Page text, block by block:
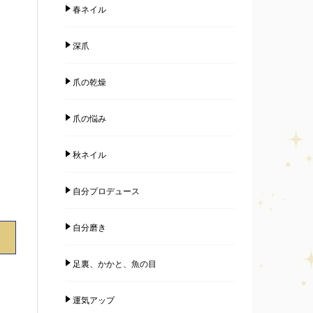
春ネイル
深爪
爪の乾燥
爪の悩み
秋ネイル
自分プロデュース
自分磨き
足裏、かかと、魚の目
運気アップ